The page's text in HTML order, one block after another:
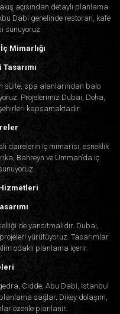
açısından detaylı planlama
Dabi genelinde restoran, kafe
sunuyoruz.
Mimarlığı
süite, spa alanlarından balo
Projelerimiz Dubai, Doha,
kapsamaktadır.
dairelerin iç mimarisi, esneklik
Bahreyn ve Umman’da iç
de yansıtmalıdır. Dubai,
yürütüyoruz. Tasarımlar
odaklı planlama içerir.
Cidde, Abu Dabi, İstanbul
sağlar. Dikey dolaşım,
özenle planlanır.